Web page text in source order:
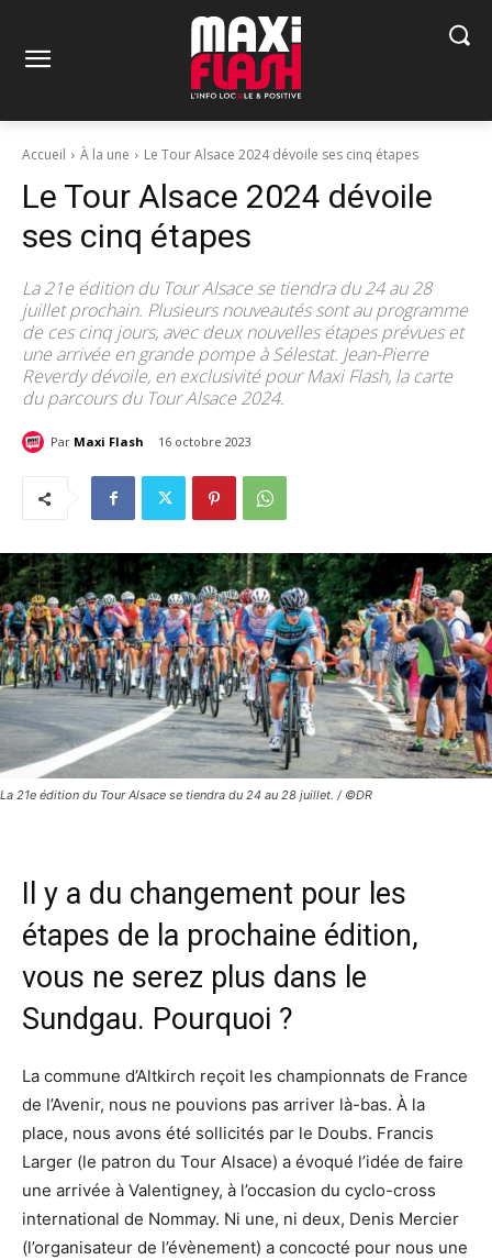
Accueil À la une Le Tour Alsace 2024 dévoile ses cinq étapes
Le Tour Alsace 2024 dévoile
ses cinq étapes
La 21e édition du Tour Alsace se tiendra du 24 au 28
juillet prochain. Plusieurs nouveautés sont au programme
de ces cinq jours, avec deux nouvelles étapes prévues et
une arrivée en grande pompe à Sélestat. Jean-Pierre
Reverdy dévoile, en exclusivité pour Maxi Flash, la carte
du parcours du Tour Alsace 2024.
Par Maxi Flash 16 octobre 2023
La 21e édition du Tour Alsace se tiendra du 24 au 28 juillet. / ©DR
Il y a du changement pour les
étapes de la prochaine édition,
vous ne serez plus dans le
Sundgau. Pourquoi ?
La commune d’Altkirch reçoit les championnats de France
de l’Avenir, nous ne pouvions pas arriver là-bas. À la
place, nous avons été sollicités par le Doubs. Francis
Larger (le patron du Tour Alsace) a évoqué l’idée de faire
une arrivée à Valentigney, à l’occasion du cyclo-cross
international de Nommay. Ni une, ni deux, Denis Mercier
(l’organisateur de l’évènement) a concocté pour nous une